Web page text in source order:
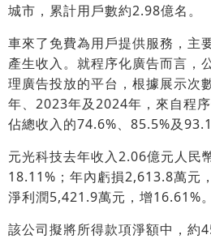
城市，累計用戶數約2.98億名。
車來了免費為用戶提供服務，主
產生收入。就程序化廣告而言，
理廣告投放的平台，根據展示次
年、2023年及2024年，來自程
佔總收入的74.6%、85.5%及
元光科技去年收入2.06億元人民
18.11%；年內虧損2,613.8萬元
淨利潤5,421.9萬元，增16.61%。
該公司擬將所得款項淨額中，約